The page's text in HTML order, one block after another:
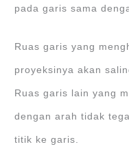
pada garis sama
Ruas garis yang
proyeksinya akan
Ruas garis lain yang
dengan arah tidak
titik ke garis.